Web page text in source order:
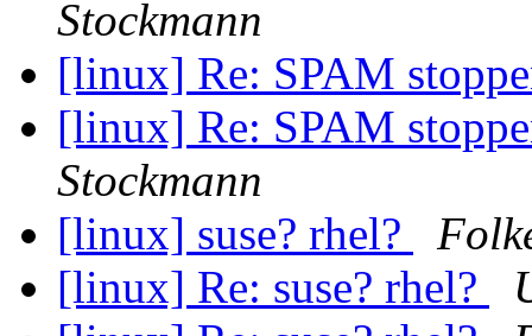
Stockmann
[linux] Re: SPAM
[linux] Re: SPAM
Stockmann
[linux] suse? rhel?
[linux] Re: suse? rhel?